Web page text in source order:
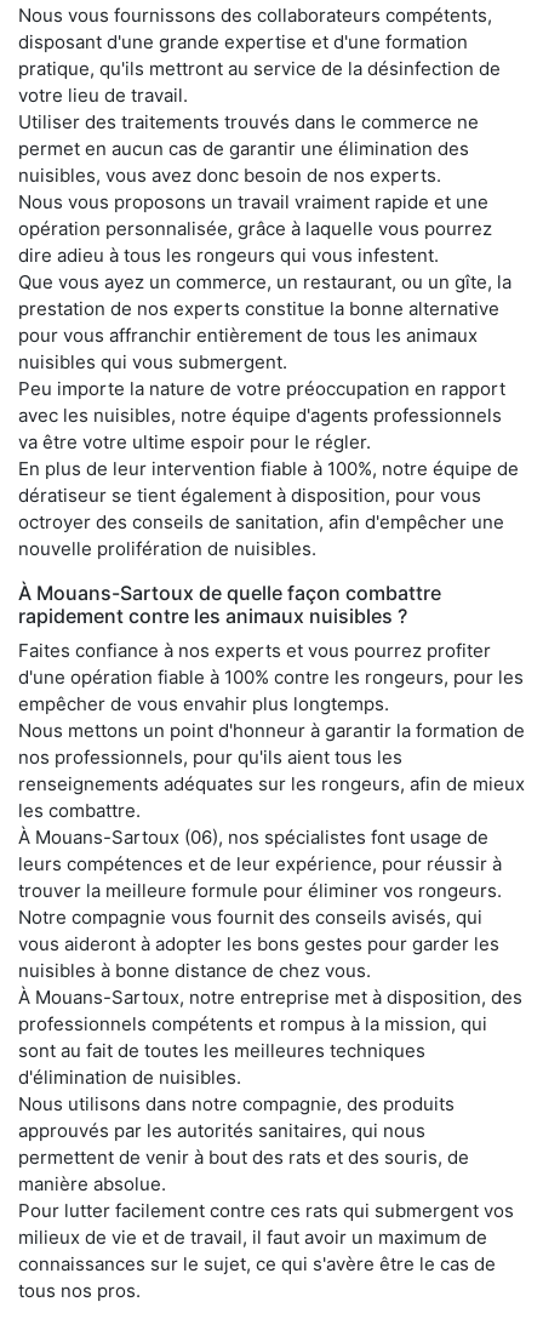
Nous vous fournissons des collaborateurs compétents,
disposant d'une grande expertise et d'une formation
pratique, qu'ils mettront au service de la désinfection de
votre lieu de travail.
Utiliser des traitements trouvés dans le commerce ne
permet en aucun cas de garantir une élimination des
nuisibles, vous avez donc besoin de nos experts.
Nous vous proposons un travail vraiment rapide et une
opération personnalisée, grâce à laquelle vous pourrez
dire adieu à tous les rongeurs qui vous infestent.
Que vous ayez un commerce, un restaurant, ou un gîte, la
prestation de nos experts constitue la bonne alternative
pour vous affranchir entièrement de tous les animaux
nuisibles qui vous submergent.
Peu importe la nature de votre préoccupation en rapport
avec les nuisibles, notre équipe d'agents professionnels
va être votre ultime espoir pour le régler.
En plus de leur intervention fiable à 100%, notre équipe de
dératiseur se tient également à disposition, pour vous
octroyer des conseils de sanitation, afin d'empêcher une
nouvelle prolifération de nuisibles.
À Mouans-Sartoux de quelle façon combattre
rapidement contre les animaux nuisibles ?
Faites confiance à nos experts et vous pourrez profiter
d'une opération fiable à 100% contre les rongeurs, pour les
empêcher de vous envahir plus longtemps.
Nous mettons un point d'honneur à garantir la formation de
nos professionnels, pour qu'ils aient tous les
renseignements adéquates sur les rongeurs, afin de mieux
les combattre.
À Mouans-Sartoux (06), nos spécialistes font usage de
leurs compétences et de leur expérience, pour réussir à
trouver la meilleure formule pour éliminer vos rongeurs.
Notre compagnie vous fournit des conseils avisés, qui
vous aideront à adopter les bons gestes pour garder les
nuisibles à bonne distance de chez vous.
À Mouans-Sartoux, notre entreprise met à disposition, des
professionnels compétents et rompus à la mission, qui
sont au fait de toutes les meilleures techniques
d'élimination de nuisibles.
Nous utilisons dans notre compagnie, des produits
approuvés par les autorités sanitaires, qui nous
permettent de venir à bout des rats et des souris, de
manière absolue.
Pour lutter facilement contre ces rats qui submergent vos
milieux de vie et de travail, il faut avoir un maximum de
connaissances sur le sujet, ce qui s'avère être le cas de
tous nos pros.